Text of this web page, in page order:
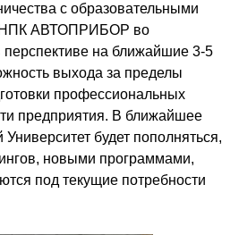
с образовательными
НПК АВТОПРИБОР во
на ближайшие 3-5
выхода за пределы
профессиональных
предприятия. В ближайшее
будет пополняться,
новыми программами,
под текущие потребности